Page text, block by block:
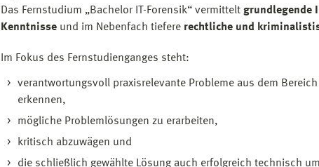
Das Fernstudium „Bachelor IT-Forensik“ vermittelt grundlegende
Kenntnisse und im Nebenfach tiefere rechtliche und
Im Fokus des Fernstudienganges steht:
verantwortungsvoll praxisrelevante Probleme aus dem Bereich
erkennen,
mögliche Problemlösungen zu erarbeiten,
kritisch abzuwägen und
die schließlich gewählte Lösung auch erfolgreich technisch